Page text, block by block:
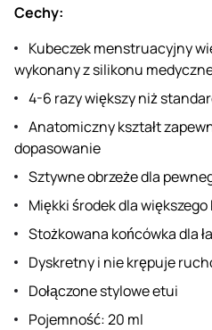
Cechy:
Kubeczek menstruacyjny
wykonany z silikonu
4-6 razy większy niż
Anatomiczny kształt
dopasowanie
Sztywne obrzeże dla
Miękki środek dla
Stożkowana końcówka dla
Dyskretny i nie krępuje
Dołączone stylowe etui
Pojemność: 20 ml